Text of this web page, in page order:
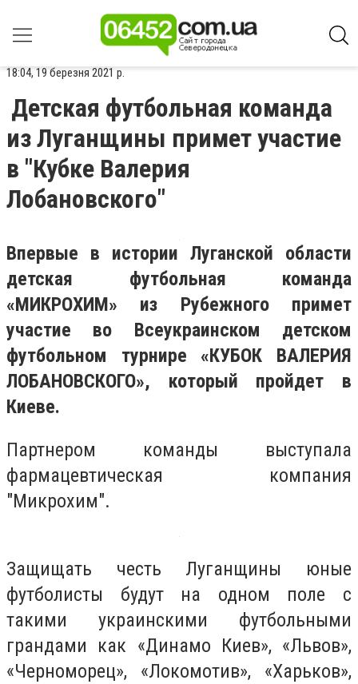
18:04, 19 березня 2021 р.
Детская футбольная команда
из Луганщины примет участие
в "Кубке Валерия
Лобановского"
Впервые в истории Луганской области
детская футбольная команда
«МИКРОХИМ» из Рубежного примет
участие во Всеукраинском детском
футбольном турнире «КУБОК ВАЛЕРИЯ
ЛОБАНОВСКОГО», который пройдет в
Киеве.
Партнером команды выступала
фармацевтическая компания
"Микрохим".
Защищать честь Луганщины юные
футболисты будут на одном поле с
такими украинскими футбольными
грандами как «Динамо Киев», «Львов»,
«Черноморец», «Локомотив», «Харьков»,